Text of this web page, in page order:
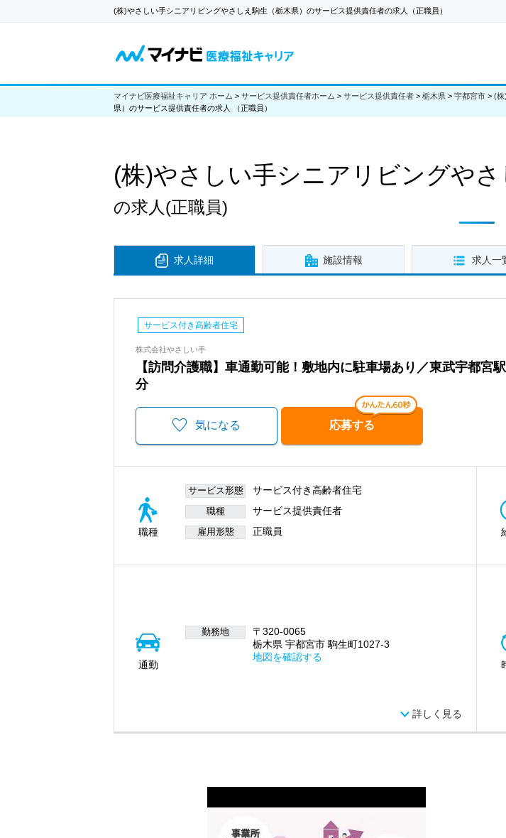
(株)やさしい手シニアリビングやさしえ駒生（栃木県）のサービス提供責任者の求人（正職員）
マイナビ医療福祉キャリア ホーム > サービス提供責任者ホーム > サービス提供責任者 > 栃木県 > 宇都宮市 > (株
県）のサービス提供責任者の求人 （正職員）
(株)やさしい手シニアリビングやさ
の求人 (正職員)
求人詳細 施設情報 求人一
サービス付き高齢者住宅
株式会社やさしい手
【訪問介護職】車通勤可能！敷地内に駐車場あり／東武宇都宮
分
気になる 応募する
職種
サービス形態 サービス付き高齢者住宅
職種 サービス提供責任者
雇用形態 正職員
通勤
勤務地
〒320-0065
栃木県 宇都宮市 駒生町1027-3
地図を確認する
詳しく見る